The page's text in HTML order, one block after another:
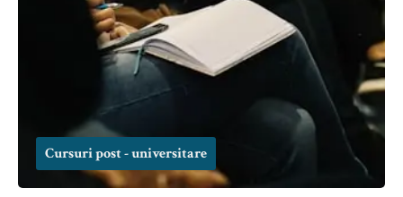
Cursuri post - universitare